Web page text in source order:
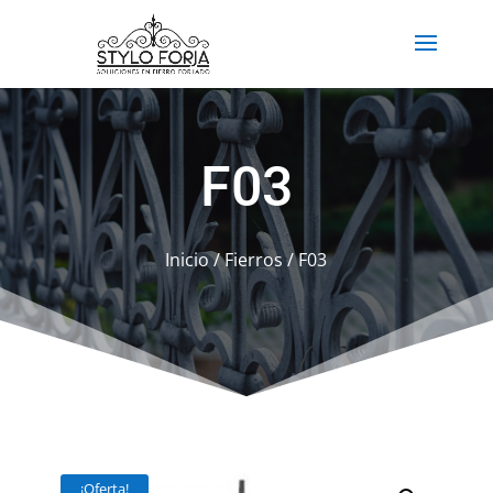
F03
Inicio/Fierros/ F03
¡Oferta!